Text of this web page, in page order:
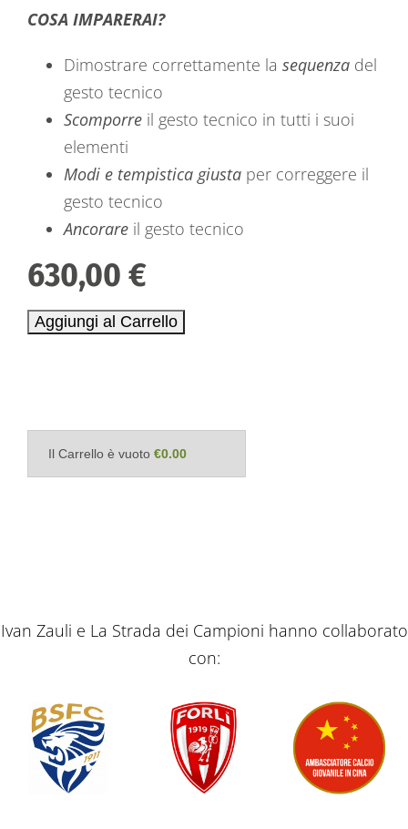
COSA IMPARERAI?
Dimostrare correttamente la sequenza del
gesto tecnico
Scomporre il gesto tecnico in tutti i suoi
elementi
Modi e tempistica giusta per correggere il
gesto tecnico
Ancorare il gesto tecnico
630,00 €
Il Carrello è vuoto €0.00
Ivan Zauli e La Strada dei Campioni hanno collaborato
con: